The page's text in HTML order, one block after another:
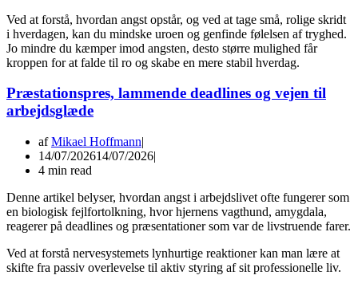
Ved at forstå, hvordan angst opstår, og ved at tage små, rolige skridt
i hverdagen, kan du mindske uroen og genfinde følelsen af tryghed.
Jo mindre du kæmper imod angsten, desto større mulighed får
kroppen for at falde til ro og skabe en mere stabil hverdag.
Præstationspres, lammende deadlines og vejen til
arbejdsglæde
afMikael Hoffmann
14/07/202614/07/2026
4 min read
Denne artikel belyser, hvordan angst i arbejdslivet ofte fungerer som
en biologisk fejlfortolkning, hvor hjernens vagthund, amygdala,
reagerer på deadlines og præsentationer som var de livstruende farer.
Ved at forstå nervesystemets lynhurtige reaktioner kan man lære at
skifte fra passiv overlevelse til aktiv styring af sit professionelle liv.